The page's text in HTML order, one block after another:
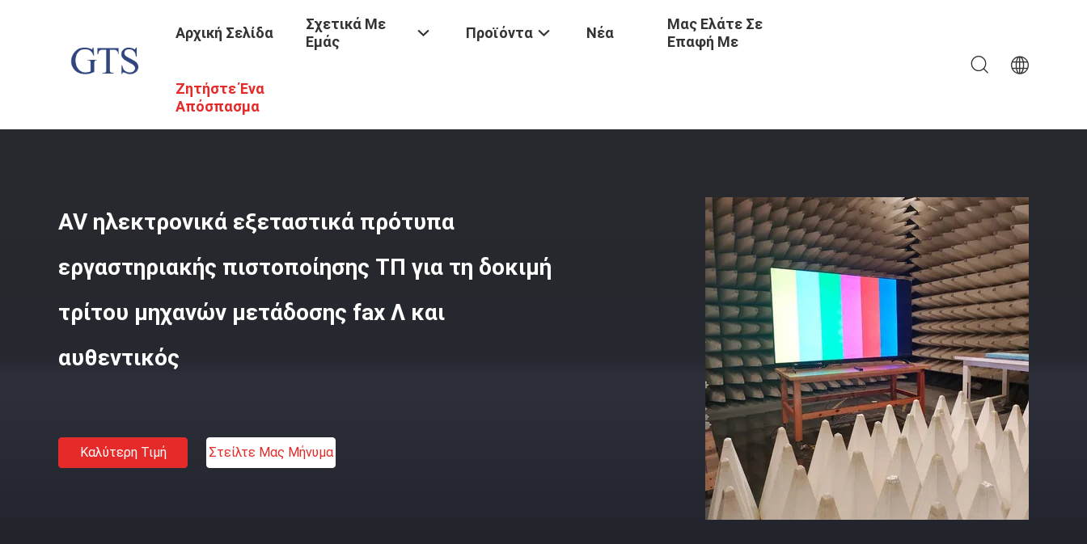
Αρχική Σελίδα
Σχετικά Με
Εμάς
Προϊόντα Νέα
Μας Ελάτε Σε
Επαφή Με
Ζητήστε Ένα
Απόσπασμα
Προϊόντα / Εργαστήρια Δοκιμής Ηλεκτρονικής
AV ηλεκτρονικά εξεταστικά πρότυπα
εργαστηριακής πιστοποίησης ΤΠ για τη δοκιμή
τρίτου μηχανών μετάδοσης fax Λ και
αυθεντικός
Καλύτερη Τιμή Στείλτε Μας Μήνυμα